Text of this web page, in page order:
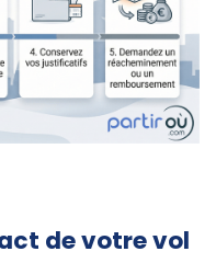
de votre vol